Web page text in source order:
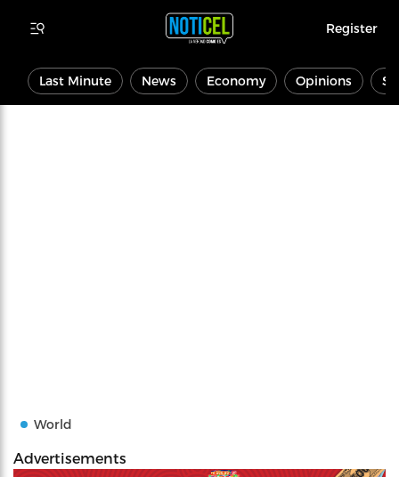
Register
Last Minute News Economy Opinions
World
Advertisements